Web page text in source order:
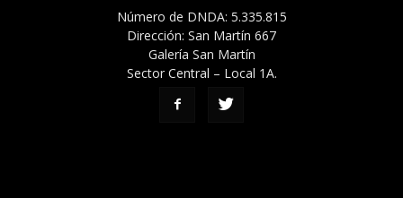
Número de DNDA: 5.335.815
Dirección: San Martín 667
Galería San Martín
Sector Central – Local 1A.